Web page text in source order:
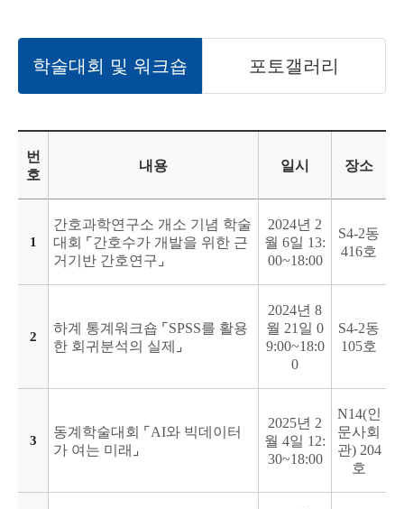
학술대회 및 워크숍 포토갤러리
번
호
내용 일시 장소
1
간호과학연구소 개소 기념 학술
대회 ⌜간호수가 개발을 위한 근
거기반 간호연구⌟
2024년 2
월 6일 13:
00~18:00
S4-2동
416호
2
하계 통계워크숍 ⌜SPSS를 활용
한 회귀분석의 실제⌟
2024년 8
월 21일 0
9:00~18:0
0
S4-2동
105호
3
동계학술대회 ⌜AI와 빅데이터
가 여는 미래⌟
2025년 2
월 4일 12:
30~18:00
N14(인
문사회
관) 204
호